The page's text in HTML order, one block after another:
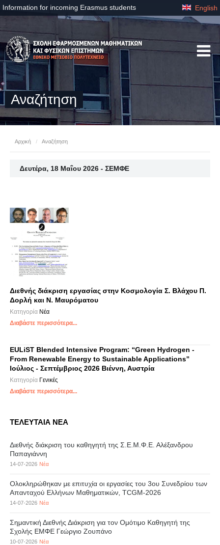
Information for incoming Erasmus students English
Αναζήτηση
Αρχική / Αναζήτηση
Δευτέρα, 18 Μαΐου 2026 - ΣΕΜΦΕ
Διεθνής διάκριση εργασίας στην Κοσμολογία Σ. Βλάχου Π.
Δορλή και Ν. Μαυρόματου
Κατηγορία Νέα
Διαβάστε περισσότερα...
EULiST Blended Intensive Program: “Green Hydrogen -
From Renewable Energy to Sustainable Applications”
Ιούλιος - Σεπτέμβριος 2026 Βιέννη, Αυστρία
Κατηγορία Γενικές
Διαβάστε περισσότερα...
ΤΕΛΕΥΤΑΙΑ ΝΕΑ
Διεθνής διάκριση του καθηγητή της Σ.Ε.Μ.Φ.Ε. Αλέξανδρου
Παπαγιάννη
14-07-2026 Νέα
Ολοκληρώθηκαν με επιτυχία οι εργασίες του 3ου Συνεδρίου των
Απανταχού Ελλήνων Μαθηματικών, TCGM-2026
14-07-2026 Νέα
Σημαντική Διεθνής Διάκριση για τον Ομότιμο Καθηγητή της
Σχολής ΕΜΦΕ Γεώργιο Ζουπάνο
10-07-2026 Νέα